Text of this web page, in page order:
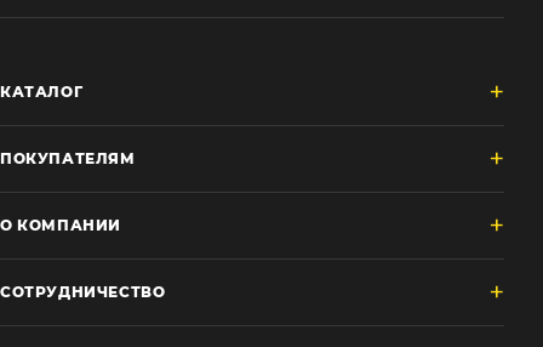
КАТАЛОГ
ПОКУПАТЕЛЯМ
О КОМПАНИИ
СОТРУДНИЧЕСТВО